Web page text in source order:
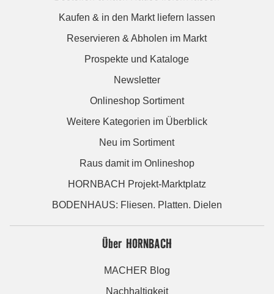
Kaufen & in den Markt liefern lassen
Reservieren & Abholen im Markt
Prospekte und Kataloge
Newsletter
Onlineshop Sortiment
Weitere Kategorien im Überblick
Neu im Sortiment
Raus damit im Onlineshop
HORNBACH Projekt-Marktplatz
BODENHAUS: Fliesen. Platten. Dielen
Über HORNBACH
MACHER Blog
Nachhaltigkeit